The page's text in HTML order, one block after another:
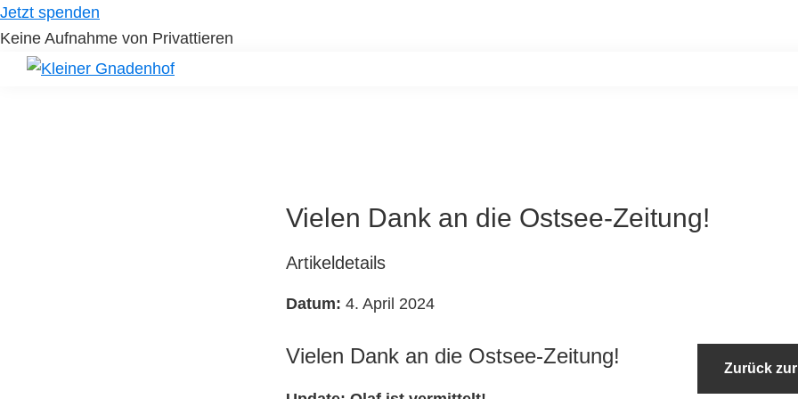
Skip
to
primary
Skip
to
main
Jetzt spenden
Keine Aufnahme von Privattieren
Vielen Dank an die Ostsee-Zeitung!
Artikeldetails
Datum: 4. April 2024
Vielen Dank an die Ostsee-Zeitung!
Zurück